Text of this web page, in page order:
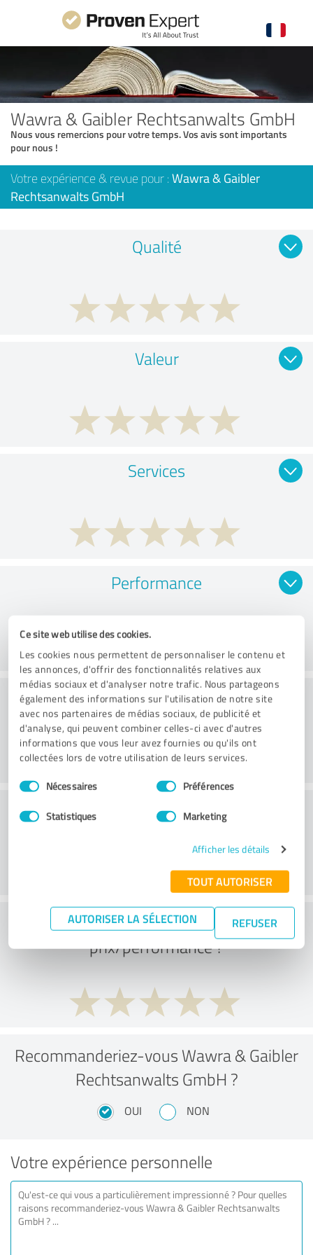
Ce site web utilise des cookies.
Les cookies nous permettent de personnaliser le contenu et
les annonces, d'offrir des fonctionnalités relatives aux
médias sociaux et d'analyser notre trafic. Nous partageons
également des informations sur l'utilisation de notre site
avec nos partenaires de médias sociaux, de publicité et
d'analyse, qui peuvent combiner celles-ci avec d'autres
informations que vous leur avez fournies ou qu'ils ont
collectées lors de votre utilisation de leurs services.
Sélection
du
Nécessaires Préférences
Statistiques Marketing
Afficher les détails
TOUT AUTORISER
AUTORISER LA SÉLECTION REFUSER
Wawra & Gaibler Rechtsanwalts GmbH
Nous vous remercions pour votre temps. Vos avis sont importants
pour nous !
Votre expérience & revue pour : Wawra & Gaibler
Rechtsanwalts GmbH
Qualité
Valeur
Services
Performance
Conseil
Service à la clientèle
Que pensez-vous du rapport
prix/performance ?
Recommanderiez-vous Wawra & Gaibler
Rechtsanwalts GmbH ?
OUI NON
Votre expérience personnelle